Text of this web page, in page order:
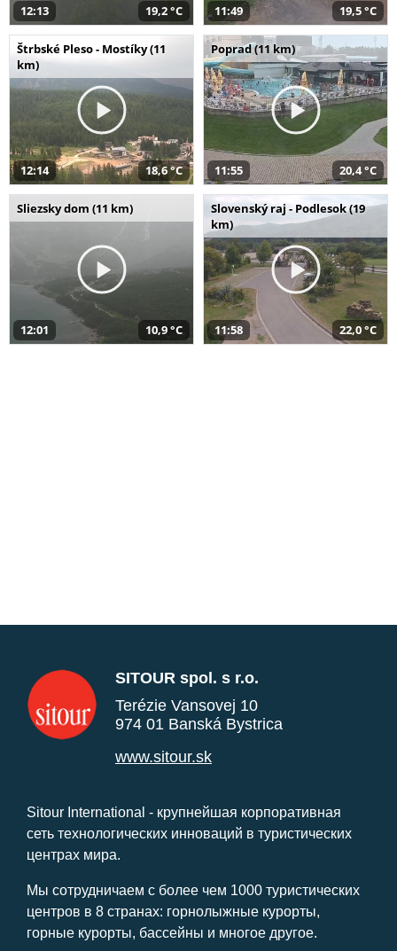
12:13 19,2 °C 11:49 19,5 °C
Štrbské Pleso - Mostíky (11
km)
12:14 18,6 °C
Poprad (11 km)
11:55 20,4 °C
Sliezsky dom (11 km)
12:01 10,9 °C
Slovenský raj - Podlesok (19
km)
11:58 22,0 °C
SITOUR spol. s r.o.
Terézie Vansovej 10
974 01 Banská Bystrica
www.sitour.sk
Sitour International - крупнейшая корпоративная
сеть технологических инноваций в туристических
центрах мира.
Мы сотрудничаем с более чем 1000 туристических
центров в 8 странах: горнолыжные курорты,
горные курорты, бассейны и многое другое.